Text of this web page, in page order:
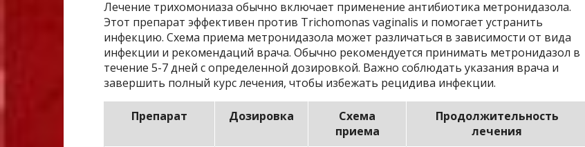
Лечение трихомониаза обычно включает применение антибиотика метронидазола.
Этот препарат эффективен против Trichomonas vaginalis и помогает устранить
инфекцию. Схема приема метронидазола может различаться в зависимости от вида
инфекции и рекомендаций врача. Обычно рекомендуется принимать метронидазол в
течение 5-7 дней с определенной дозировкой. Важно соблюдать указания врача и
завершить полный курс лечения, чтобы избежать рецидива инфекции.
Препарат Дозировка
Схема
приема
Продолжительность
лечения